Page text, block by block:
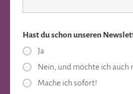
Hast du schon unseren
Ja
Nein, und möchte ich auch
Mache ich sofort!